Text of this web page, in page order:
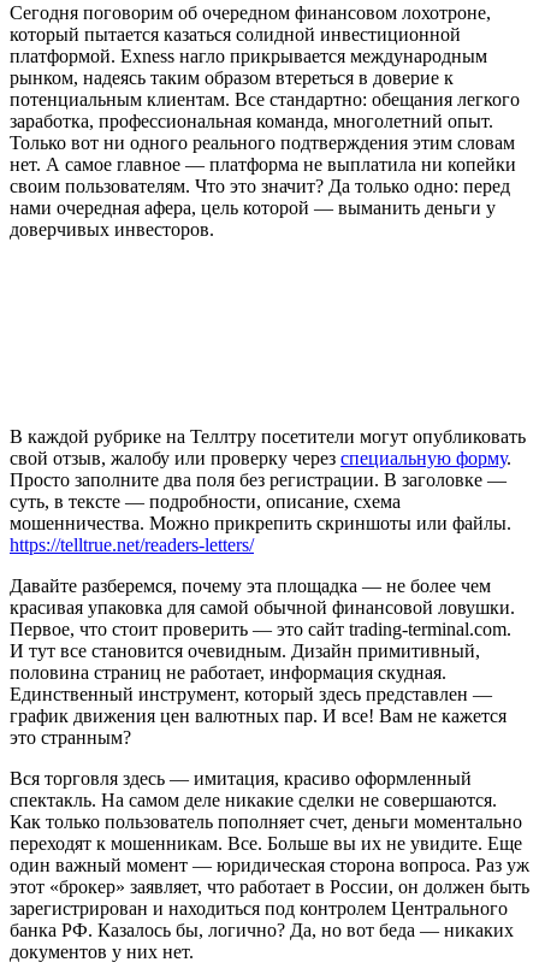
Сегодня поговорим об очередном финансовом лохотроне,
который пытается казаться солидной инвестиционной
платформой. Exness нагло прикрывается международным
рынком, надеясь таким образом втереться в доверие к
потенциальным клиентам. Все стандартно: обещания легкого
заработка, профессиональная команда, многолетний опыт.
Только вот ни одного реального подтверждения этим словам
нет. А самое главное — платформа не выплатила ни копейки
своим пользователям. Что это значит? Да только одно: перед
нами очередная афера, цель которой — выманить деньги у
доверчивых инвесторов.
В каждой рубрике на Теллтру посетители могут опубликовать
свой отзыв, жалобу или проверку через специальную форму.
Просто заполните два поля без регистрации. В заголовке —
суть, в тексте — подробности, описание, схема
мошенничества. Можно прикрепить скриншоты или файлы.
https://telltrue.net/readers-letters/
Давайте разберемся, почему эта площадка — не более чем
красивая упаковка для самой обычной финансовой ловушки.
Первое, что стоит проверить — это сайт trading-terminal.com.
И тут все становится очевидным. Дизайн примитивный,
половина страниц не работает, информация скудная.
Единственный инструмент, который здесь представлен —
график движения цен валютных пар. И все! Вам не кажется
это странным?
Вся торговля здесь — имитация, красиво оформленный
спектакль. На самом деле никакие сделки не совершаются.
Как только пользователь пополняет счет, деньги моментально
переходят к мошенникам. Все. Больше вы их не увидите. Еще
один важный момент — юридическая сторона вопроса. Раз уж
этот «брокер» заявляет, что работает в России, он должен быть
зарегистрирован и находиться под контролем Центрального
банка РФ. Казалось бы, логично? Да, но вот беда — никаких
документов у них нет.